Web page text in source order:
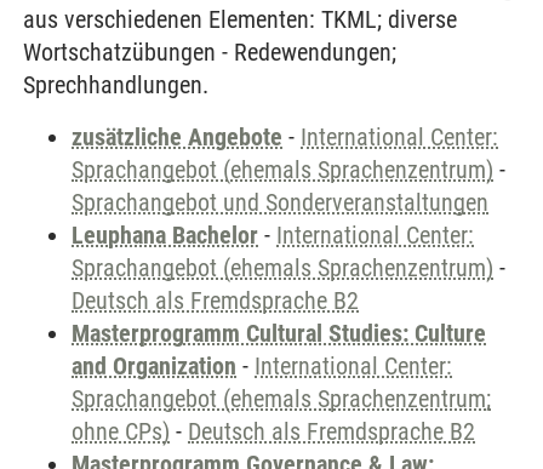
aus verschiedenen Elementen: TKML; diverse
Wortschatzübungen - Redewendungen;
Sprechhandlungen.
zusätzliche Angebote - International Center:
Sprachangebot (ehemals Sprachenzentrum) -
Sprachangebot und Sonderveranstaltungen
Leuphana Bachelor - International Center:
Sprachangebot (ehemals Sprachenzentrum) -
Deutsch als Fremdsprache B2
Masterprogramm Cultural Studies: Culture
and Organization - International Center:
Sprachangebot (ehemals Sprachenzentrum;
ohne CPs) - Deutsch als Fremdsprache B2